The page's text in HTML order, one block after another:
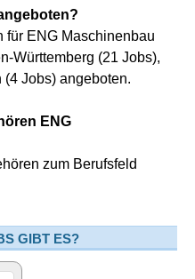
für ENG Maschinenbau
Württemberg (21 Jobs),
(4 Jobs) angeboten.
ENG
zum Berufsfeld
GIBT ES?